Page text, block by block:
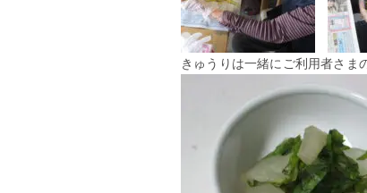
きゅうりは一緒にご利用者さま